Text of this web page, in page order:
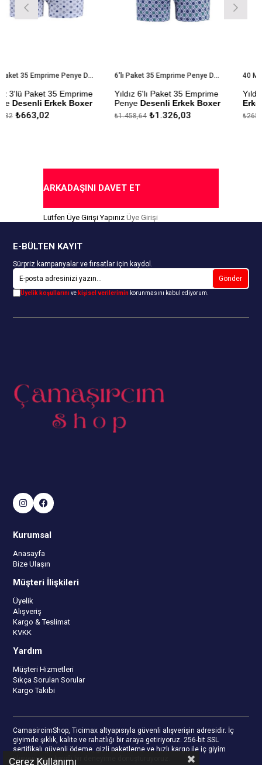
3'lü Paket 35 Emprime Penye Desenli Erkek Boxer
35 Emprime
Erkek Boxer
Üretilmiştir.
6'lı Paket 35 Emprime Penye Desenli Erkek Boxer
Yıldız 6'lı Paket 35 Emprime
Penye
Desenli Erkek Boxer
Modal Kumaştan Üretilmiştir.
Kapıda Ödeme Seçeneği
₺1.326,03
Yıldız 40
Erkek Boxer
Çekmezlik
ARKADAŞINI DAVET ET
Lütfen Üye Girişi Yapınız Üye Girişi
E-BÜLTEN KAYIT
Sürpriz kampanyalar ve fırsatlar için kaydol.
Gönder
Üyelik koşullarınıve kişisel verilerimin korunmasını kabul ediyorum.
Kurumsal
Anasayfa
Bize Ulaşın
Müşteri İlişkileri
Üyelik
Alışveriş
Kargo & Teslimat
KVKK
Yardım
Müşteri Hizmetleri
Sıkça Sorulan Sorular
Kargo Takibi
CamasircimShop, Ticimax altyapısıyla güvenli alışverişin adresidir. İç
giyimde şıklık, kalite ve rahatlığı bir araya getiriyoruz. 256-bit SSL
sertifikalı güvenli ödeme, gizli paketleme ve hızlı kargo ile iç giyim
alışverişinizi keyifli bir deneyime dönüştürüyoruz.
Çerez Kullanımı